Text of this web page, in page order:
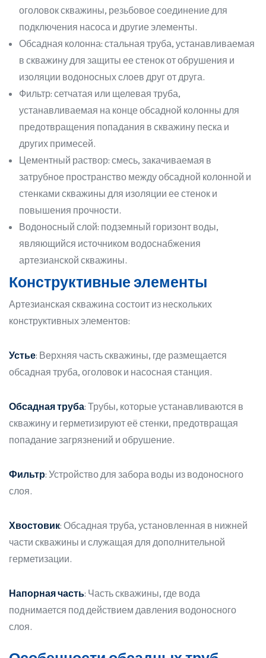
оголовок скважины, резьбовое соединение для
подключения насоса и другие элементы.
Обсадная колонна: стальная труба, устанавливаемая
в скважину для защиты ее стенок от обрушения и
изоляции водоносных слоев друг от друга.
Фильтр: сетчатая или щелевая труба,
устанавливаемая на конце обсадной колонны для
предотвращения попадания в скважину песка и
других примесей.
Цементный раствор: смесь, закачиваемая в
затрубное пространство между обсадной колонной и
стенками скважины для изоляции ее стенок и
повышения прочности.
Водоносный слой: подземный горизонт воды,
являющийся источником водоснабжения
артезианской скважины.
Конструктивные элементы
Артезианская скважина состоит из нескольких
конструктивных элементов:
Устье: Верхняя часть скважины, где размещается
обсадная труба, оголовок и насосная станция.
Обсадная труба: Трубы, которые устанавливаются в
скважину и герметизируют её стенки, предотвращая
попадание загрязнений и обрушение.
Фильтр: Устройство для забора воды из водоносного
слоя.
Хвостовик: Обсадная труба, установленная в нижней
части скважины и служащая для дополнительной
герметизации.
Напорная часть: Часть скважины, где вода
поднимается под действием давления водоносного
слоя.